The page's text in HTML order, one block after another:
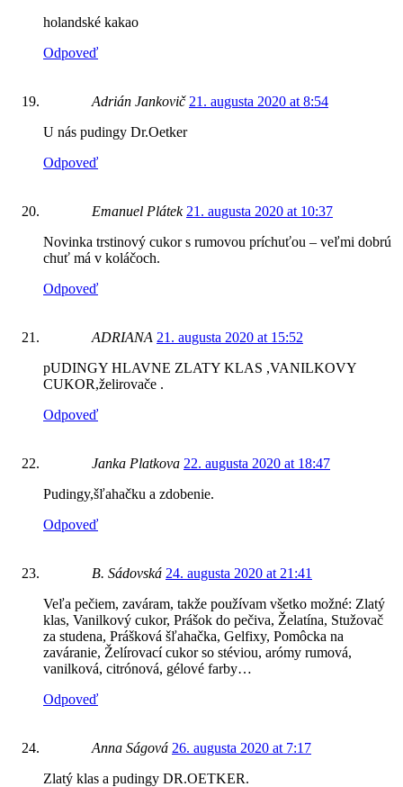
holandské kakao
Odpoveď
Adrián Jankovič 21. augusta 2020 at 8:54
U nás pudingy Dr.Oetker
Odpoveď
Emanuel Plátek 21. augusta 2020 at 10:37
Novinka trstinový cukor s rumovou príchuťou – veľmi dobrú
chuť má v koláčoch.
Odpoveď
ADRIANA 21. augusta 2020 at 15:52
pUDINGY HLAVNE ZLATY KLAS ,VANILKOVY
CUKOR,želirovače .
Odpoveď
Janka Platkova 22. augusta 2020 at 18:47
Pudingy,šľahačku a zdobenie.
Odpoveď
B. Sádovská 24. augusta 2020 at 21:41
Veľa pečiem, zaváram, takže používam všetko možné: Zlatý
klas, Vanilkový cukor, Prášok do pečiva, Želatína, Stužovač
za studena, Prášková šľahačka, Gelfixy, Pomôcka na
zaváranie, Želírovací cukor so stéviou, arómy rumová,
vanilková, citrónová, gélové farby…
Odpoveď
Anna Ságová 26. augusta 2020 at 7:17
Zlatý klas a pudingy DR.OETKER.